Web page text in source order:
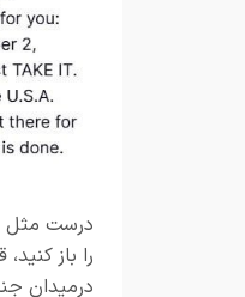
درست مثل
را باز
درمیدان